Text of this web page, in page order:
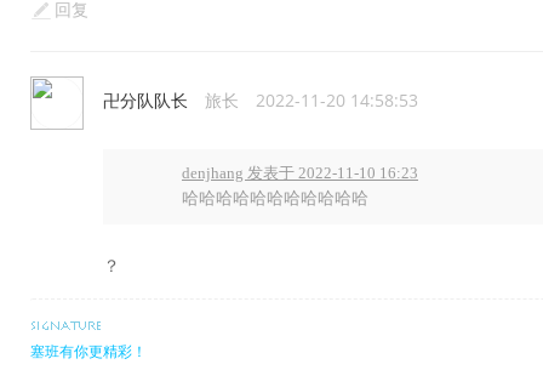
回复
卍分队队长 旅长 2022-11-20 14:58:53
denjhang 发表于 2022-11-10 16:23
哈哈哈哈哈哈哈哈哈哈哈
？
塞班有你更精彩！